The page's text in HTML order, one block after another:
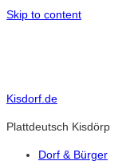
Skip to content
Kisdorf.de
Plattdeutsch Kisdörp
Dorf & Bürger